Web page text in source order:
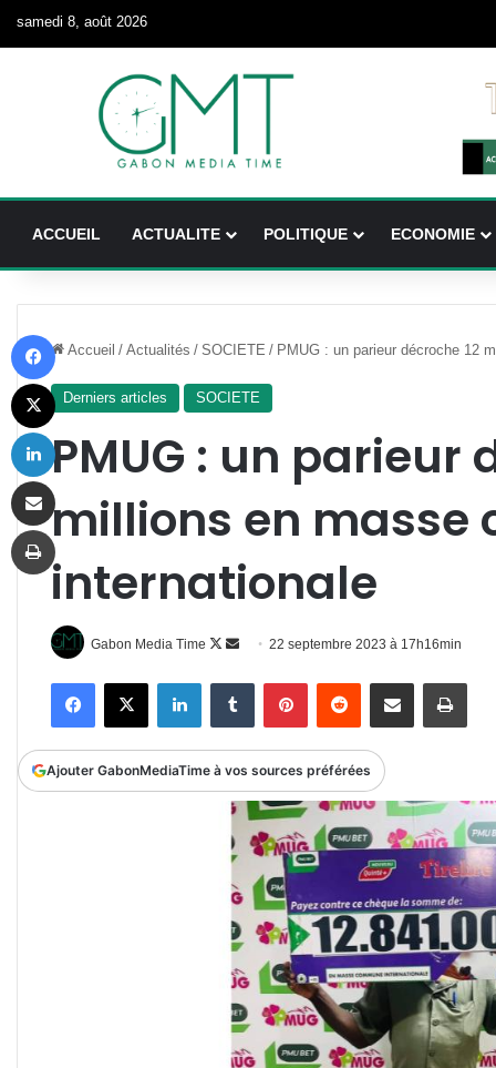
samedi 8, août 2026
ACCUEIL ACTUALITE POLITIQUE ECONOMIE
Accueil / Actualités / SOCIETE / PMUG : un parieur décroche 12
Derniers articles SOCIETE
PMUG : un parieur
millions en masse
internationale
Gabon Media Time
Follow
X
Envoyer
courriel
22 septembre 2023 à 17h16min
FacebookX LinkedinTumblr PinterestReddit Partager par email
Ajouter GabonMediaTime à vos sources préférées
X